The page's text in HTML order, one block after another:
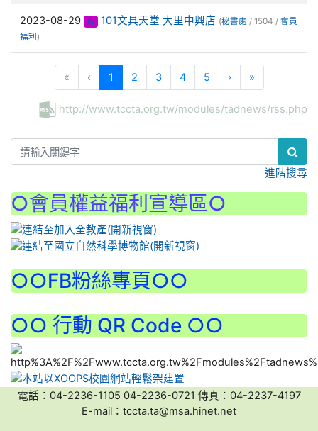
2023-08-29 育 101文具天堂 大里中興店 (秘書處 / 1504 / 會員
福利 )
« ‹ 1 (current)
2 3 4 5 › »
http://www.tccta.org.tw/modules/tadnews/rss.php
進階搜尋
○會員權益福利宣導區○
○○FB粉絲專頁○○
○○ 行動 QR Code ○○
電話：04-2236-1105 04-2236-0721 傳真：04-2237-4197
E-mail：tccta.ta@msa.hinet.net